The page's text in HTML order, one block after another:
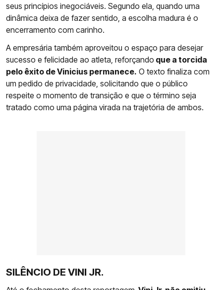
seus princípios inegociáveis. Segundo ela, quando uma
dinâmica deixa de fazer sentido, a escolha madura é o
encerramento com carinho.
A empresária também aproveitou o espaço para desejar
sucesso e felicidade ao atleta, reforçando que a torcida
pelo êxito de Vinicius permanece. O texto finaliza com
um pedido de privacidade, solicitando que o público
respeite o momento de transição e que o término seja
tratado como uma página virada na trajetória de ambos.
SILÊNCIO DE VINI JR.